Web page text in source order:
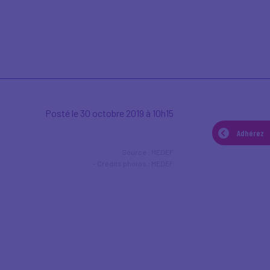
Adhérez
Posté le 30 octobre 2019 à 10h15